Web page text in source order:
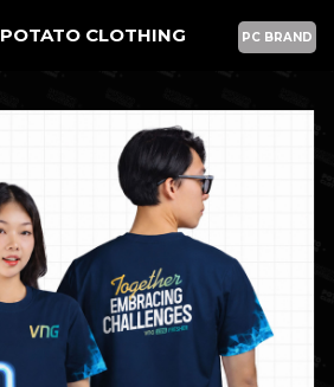
POTATO CLOTHING PC BRAND